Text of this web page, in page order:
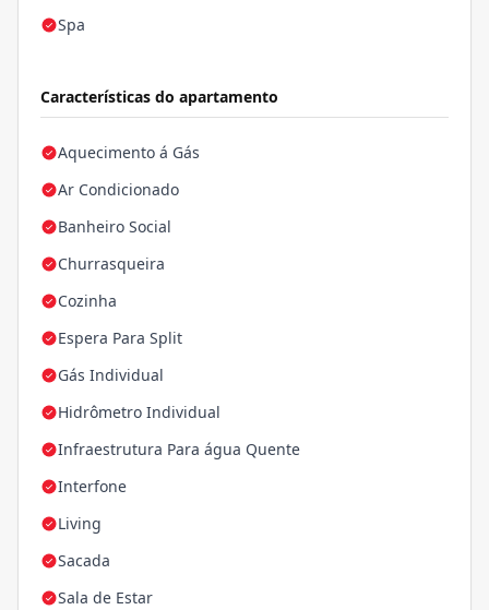
Spa
Características do apartamento
Aquecimento á Gás
Ar Condicionado
Banheiro Social
Churrasqueira
Cozinha
Espera Para Split
Gás Individual
Hidrômetro Individual
Infraestrutura Para água Quente
Interfone
Living
Sacada
Sala de Estar